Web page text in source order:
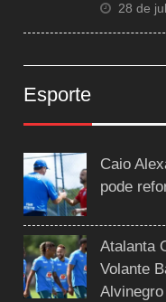
28 de
Esporte
Caio
pode
Atalanta
Volante